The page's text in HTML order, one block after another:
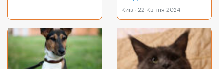
Київ · 22 Квітня 2024